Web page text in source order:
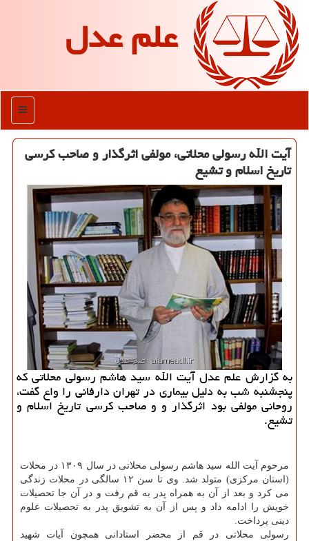
علم عدل
منو
آیت الله رسولی محلاتی، مولفی اثرگذار و صاحب كرسی
تاریخ اسلام و تشیع
به گزارش علم عدل آیت الله سید هاشم رسولی محلاتی كه
پنجشنبه شب به دلیل بیماری در تهران دارفانی را واع گفت،
روحانی مولفی بود اثرگذار و و صاحب كرسی تاریخ اسلام و
تشیع.
مرحوم آیت الله سید هاشم رسولی محلاتی در سال ۱۳۰۹ در محلات
(استان مركزی) متولد شد. وی تا سن ۱۲ سالگی در محلات زندگی
می كرد و بعد از آن به همراه پدر به قم رفت و در آن جا تحصیلات
خویش را ادامه داد و پس از آن به تشویق پدر به تحصیلات علوم
دینی پرداخت.
رسولی محلاتی در قم از محضر استادانی همچون آیات شهید